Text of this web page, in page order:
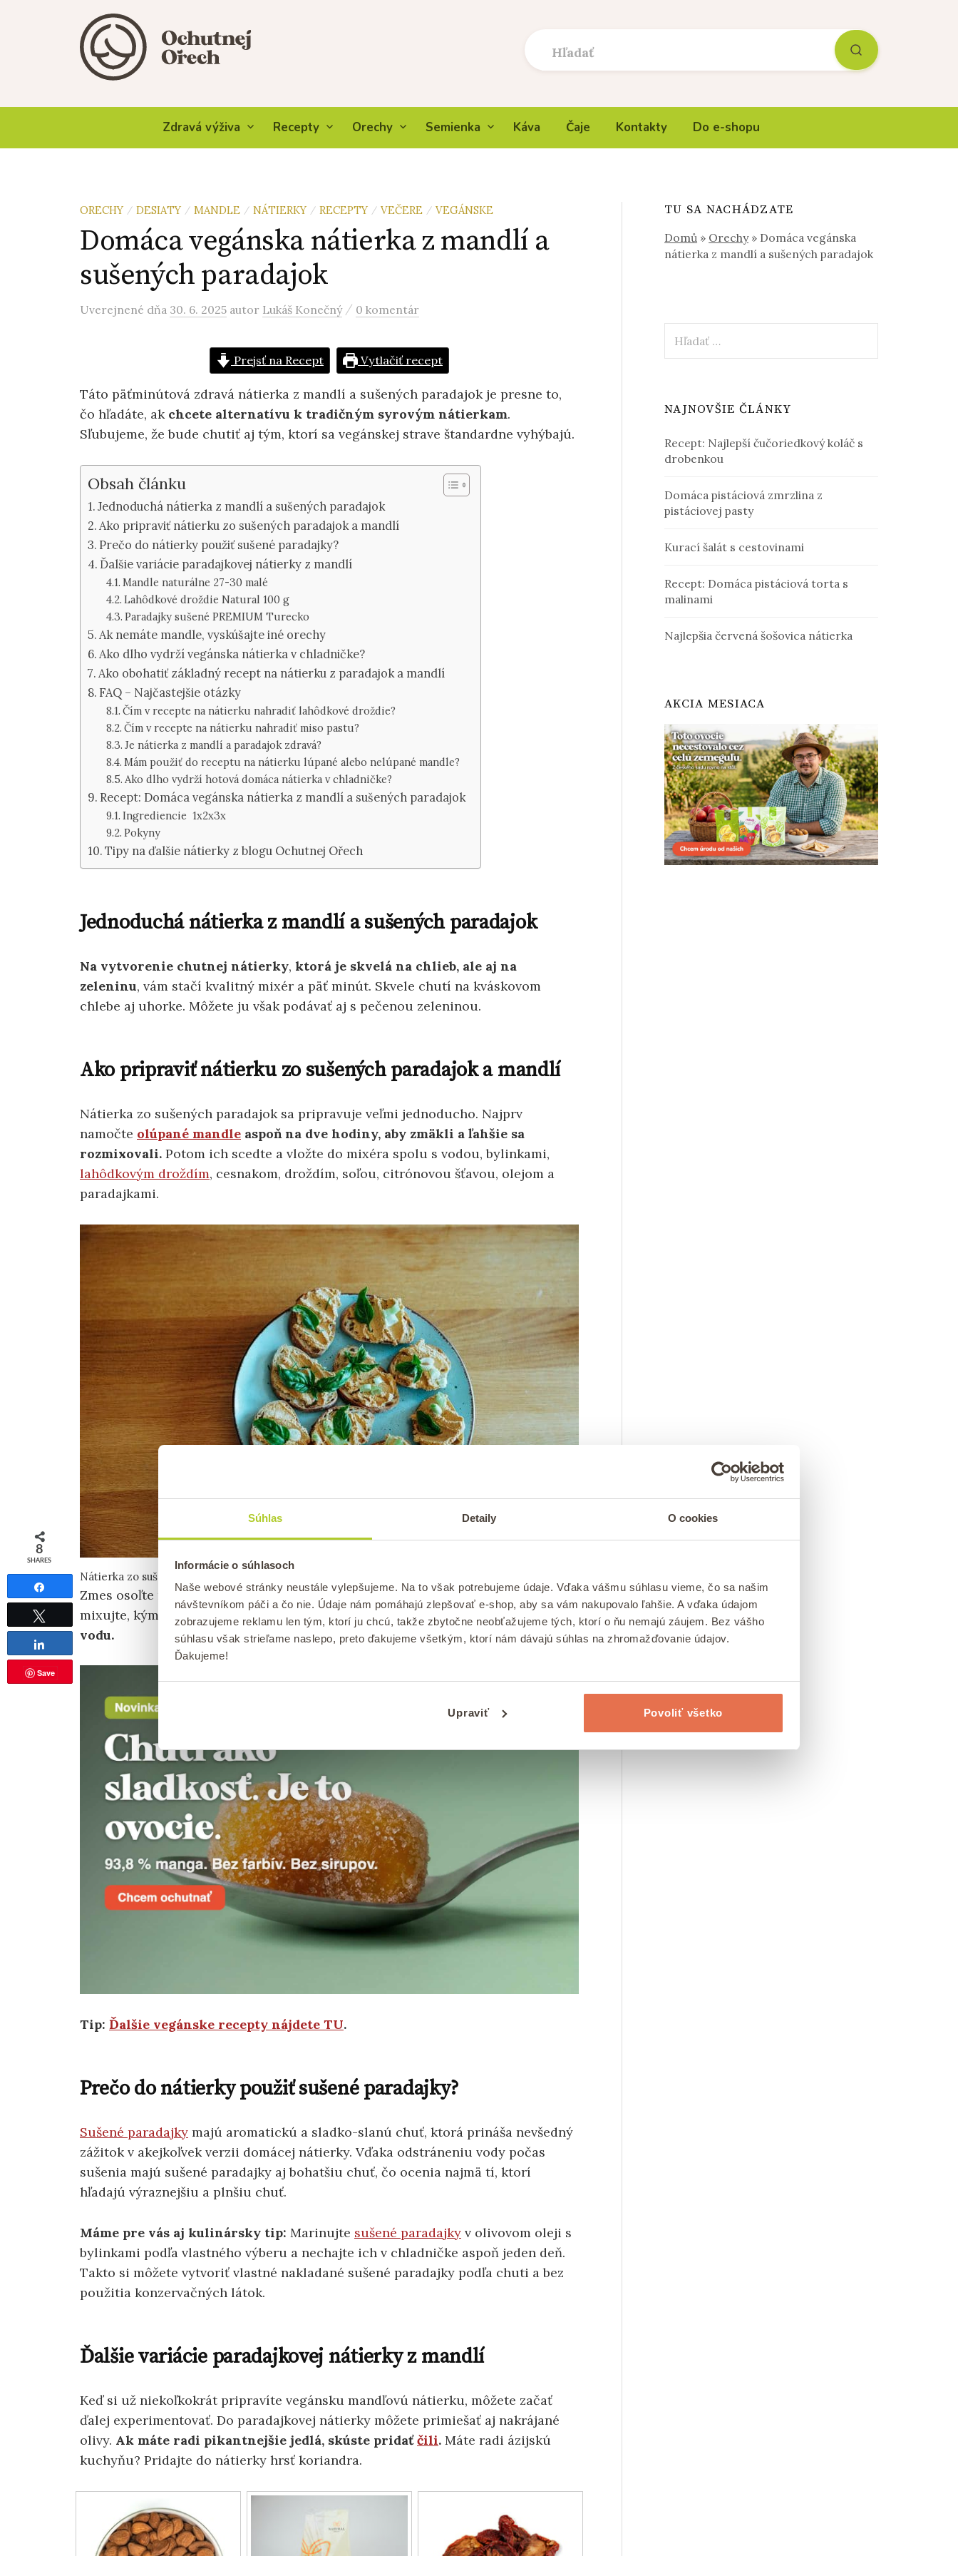
Súhlas Detaily O cookies
Informácie o súhlasoch
Naše webové stránky neustále vylepšujeme. Na to však potrebujeme údaje. Vďaka vášmu súhlasu vieme, čo sa našim
návštevníkom páči a čo nie. Údaje nám pomáhajú zlepšovať e-shop, aby sa vám nakupovalo ľahšie. A vďaka údajom
zobrazujeme reklamu len tým, ktorí ju chcú, takže zbytočne neobťažujeme tých, ktorí o ňu nemajú záujem. Bez vášho
súhlasu však strieľame naslepo, preto ďakujeme všetkým, ktorí nám dávajú súhlas na zhromažďovanie údajov.
Ďakujeme!
Upraviť Povoliť všetko
Zdravá výživa Recepty Orechy Semienka Káva Čaje Kontakty Do e-shopu
ORECHY / DESIATY / MANDLE / NÁTIERKY / RECEPTY / VEČERE / VEGÁNSKE
Domáca vegánska nátierka z mandlí a
sušených paradajok
Uverejnené dňa 30. 6. 2025 autor Lukáš Konečný / 0 komentár
Prejsť na Recept Vytlačiť recept
Táto päťminútová zdravá nátierka z mandlí a sušených paradajok je presne to,
čo hľadáte, ak chcete alternatívu k tradičným syrovým nátierkam.
Sľubujeme, že bude chutiť aj tým, ktorí sa vegánskej strave štandardne vyhýbajú.
Obsah článku
Jednoduchá nátierka z mandlí a sušených paradajok
Ako pripraviť nátierku zo sušených paradajok a mandlí
Prečo do nátierky použiť sušené paradajky?
Ďalšie variácie paradajkovej nátierky z mandlí
Mandle naturálne 27-30 malé
Lahôdkové droždie Natural 100 g
Paradajky sušené PREMIUM Turecko
Ak nemáte mandle, vyskúšajte iné orechy
Ako dlho vydrží vegánska nátierka v chladničke?
Ako obohatiť základný recept na nátierku z paradajok a mandlí
FAQ – Najčastejšie otázky
Čím v recepte na nátierku nahradiť lahôdkové droždie?
Čím v recepte na nátierku nahradiť miso pastu?
Je nátierka z mandlí a paradajok zdravá?
Mám použiť do receptu na nátierku lúpané alebo nelúpané mandle?
Ako dlho vydrží hotová domáca nátierka v chladničke?
Recept: Domáca vegánska nátierka z mandlí a sušených paradajok
Ingrediencie 1x2x3x
Pokyny
Tipy na ďalšie nátierky z blogu Ochutnej Ořech
Jednoduchá nátierka z mandlí a sušených paradajok
Na vytvorenie chutnej nátierky, ktorá je skvelá na chlieb, ale aj na
zeleninu, vám stačí kvalitný mixér a päť minút. Skvele chutí na kváskovom
chlebe aj uhorke. Môžete ju však podávať aj s pečenou zeleninou.
Ako pripraviť nátierku zo sušených paradajok a mandlí
Nátierka zo sušených paradajok sa pripravuje veľmi jednoducho. Najprv
namočte olúpané mandle aspoň na dve hodiny, aby zmäkli a ľahšie sa
rozmixovali. Potom ich scedte a vložte do mixéra spolu s vodou, bylinkami,
lahôdkovým droždím, cesnakom, droždím, soľou, citrónovou šťavou, olejom a
paradajkami.
Nátierka zo sušených paradajok a mandlí má lahodnú a aromatickú chuť.
Zmes osoľte miso pastou, ktorá je skvelým univerzálnym ochucovadlom. Zmes
mixujte, kým nevytvoríte konzistenciu nátierky. Ak je príliš tuhá, pridajte
vodu.
Tip: Ďalšie vegánske recepty nájdete TU.
Prečo do nátierky použiť sušené paradajky?
Sušené paradajky majú aromatickú a sladko-slanú chuť, ktorá prináša nevšedný
zážitok v akejkoľvek verzii domácej nátierky. Vďaka odstráneniu vody počas
sušenia majú sušené paradajky aj bohatšiu chuť, čo ocenia najmä tí, ktorí
hľadajú výraznejšiu a plnšiu chuť.
Máme pre vás aj kulinársky tip: Marinujte sušené paradajky v olivovom oleji s
bylinkami podľa vlastného výberu a nechajte ich v chladničke aspoň jeden deň.
Takto si môžete vytvoriť vlastné nakladané sušené paradajky podľa chuti a bez
použitia konzervačných látok.
Ďalšie variácie paradajkovej nátierky z mandlí
Keď si už niekoľkokrát pripravíte vegánsku mandľovú nátierku, môžete začať
ďalej experimentovať. Do paradajkovej nátierky môžete primiešať aj nakrájané
olivy. Ak máte radi pikantnejšie jedlá, skúste pridaťčili. Máte radi ázijskú
kuchyňu? Pridajte do nátierky hrsť koriandra.
TU SA NACHÁDZATE
Domů » Orechy» Domáca vegánska
nátierka z mandlí a sušených paradajok
NAJNOVŠIE ČLÁNKY
Recept: Najlepší čučoriedkový koláč s
drobenkou
Domáca pistáciová zmrzlina z
pistáciovej pasty
Kurací šalát s cestovinami
Recept: Domáca pistáciová torta s
malinami
Najlepšia červená šošovica nátierka
AKCIA MESIACA
8
SHARES
Save